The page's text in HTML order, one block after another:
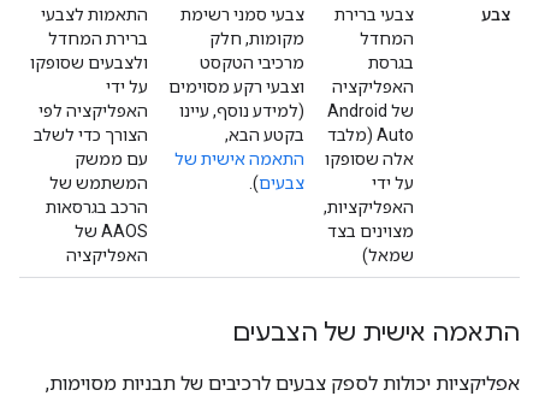
צבע
צבעי ברירת
המחדל
בגרסת
האפליקציה
של Android
Auto (מלבד
אלה שסופקו
על ידי
האפליקציות,
מצוינים בצד
שמאל)
צבעי סמני רשימת
מקומות, חלק
מרכיבי הטקסט
וצבעי רקע מסוימים
(למידע נוסף, עיינו
בקטע הבא,
התאמה אישית של
צבעים).
התאמות לצבעי
ברירת המחדל
ולצבעים שסופקו
על ידי
האפליקציה לפי
הצורך כדי לשלב
עם ממשק
המשתמש של
הרכב בגרסאות
AAOS של
האפליקציה
התאמה אישית של הצבעים
אפליקציות יכולות לספק צבעים לרכיבים של תבניות מסוימות,